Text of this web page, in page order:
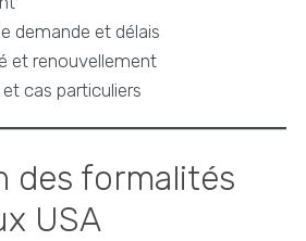
demande et délais
et renouvellement
cas particuliers
des formalités
USA